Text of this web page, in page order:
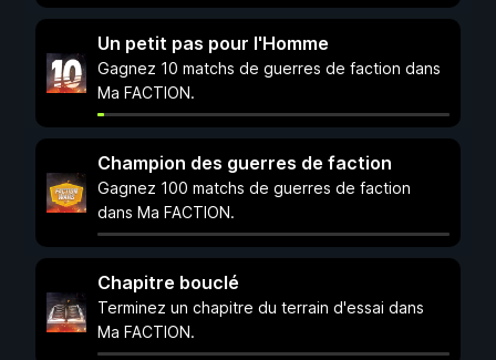
Un petit pas pour l'Homme
Gagnez 10 matchs de guerres de faction dans
Ma FACTION.
Champion des guerres de faction
Gagnez 100 matchs de guerres de faction
dans Ma FACTION.
Chapitre bouclé
Terminez un chapitre du terrain d'essai dans
Ma FACTION.